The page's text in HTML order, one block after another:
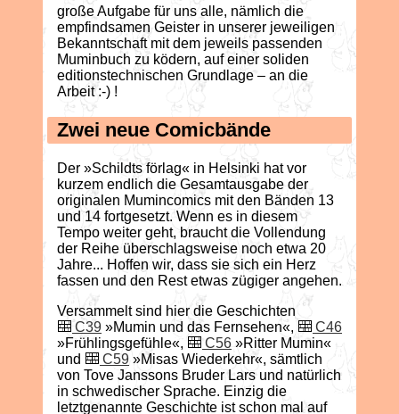
große Aufgabe für uns alle, nämlich die
empfindsamen Geister in unserer jeweiligen
Bekanntschaft mit dem jeweils passenden
Muminbuch zu ködern, auf einer soliden
editionstechnischen Grundlage – an die
Arbeit :-) !
Zwei neue Comicbände
Der »Schildts förlag« in Helsinki hat vor
kurzem endlich die Gesamtausgabe der
originalen Mumincomics mit den Bänden 13
und 14 fortgesetzt. Wenn es in diesem
Tempo weiter geht, braucht die Vollendung
der Reihe überschlagsweise noch etwa 20
Jahre... Hoffen wir, dass sie sich ein Herz
fassen und den Rest etwas zügiger angehen.
Versammelt sind hier die Geschichten
C39 »Mumin und das Fernsehen«,
C46
»Frühlingsgefühle«,
C56 »Ritter Mumin«
und
C59 »Misas Wiederkehr«, sämtlich
von Tove Janssons Bruder Lars und natürlich
in schwedischer Sprache. Einzig die
letztgenannte Geschichte ist schon mal auf